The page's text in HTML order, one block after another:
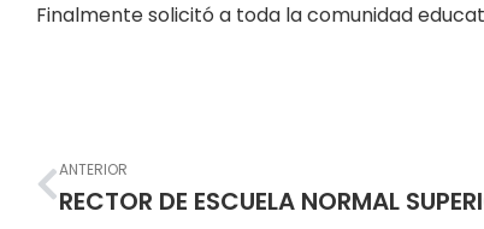
Finalmente solicitó a toda la comunidad
Prev
ANTERIOR